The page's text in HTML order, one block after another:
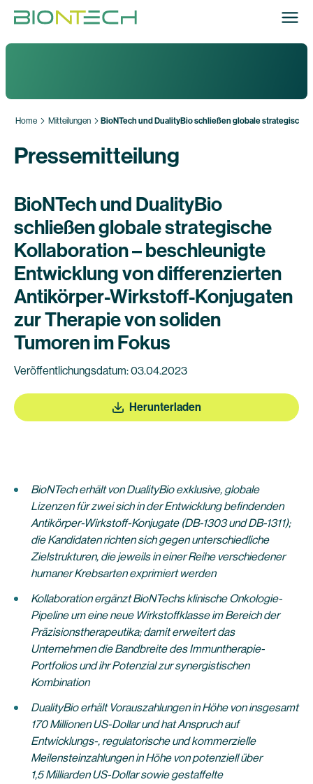
Home Mitteilungen BioNTech und DualityBio schließen globale
Pressemitteilung
BioNTech und DualityBio
schließen globale strategische
Kollaboration – beschleunigte
Entwicklung von differenzierten
Antikörper-Wirkstoff-Konjugaten
zur Therapie von soliden
Tumoren im Fokus
Veröffentlichungsdatum: 03.04.2023
Herunterladen
BioNTech erhält von DualityBio exklusive, globale
Lizenzen für zwei sich in der Entwicklung befindenden
Antikörper-Wirkstoff-Konjugate (DB-1303 und DB-1311);
die Kandidaten richten sich gegen unterschiedliche
Zielstrukturen, die jeweils in einer Reihe verschiedener
humaner Krebsarten exprimiert werden
Kollaboration ergänzt BioNTechs klinische Onkologie-
Pipeline um eine neue Wirkstoffklasse im Bereich der
Präzisionstherapeutika; damit erweitert das
Unternehmen die Bandbreite des Immuntherapie-
Portfolios und ihr Potenzial zur synergistischen
Kombination
DualityBio erhält Vorauszahlungen in Höhe von insgesamt
170 Millionen US-Dollar und hat Anspruch auf
Entwicklungs-, regulatorische und kommerzielle
Meilensteinzahlungen in Höhe von potenziell über
1,5 Milliarden US-Dollar sowie gestaffelte